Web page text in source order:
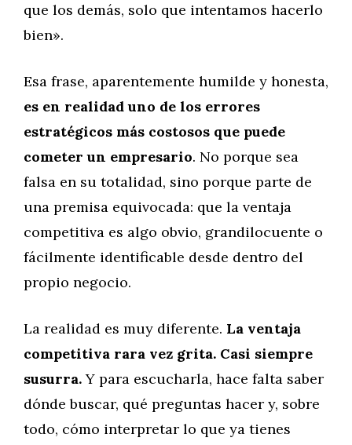
que los demás, solo que intentamos hacerlo
bien».
Esa frase, aparentemente humilde y honesta,
es en realidad uno de los errores
estratégicos más costosos que puede
cometer un empresario. No porque sea
falsa en su totalidad, sino porque parte de
una premisa equivocada: que la ventaja
competitiva es algo obvio, grandilocuente o
fácilmente identificable desde dentro del
propio negocio.
La realidad es muy diferente. La ventaja
competitiva rara vez grita. Casi siempre
susurra.Y para escucharla, hace falta saber
dónde buscar, qué preguntas hacer y, sobre
todo, cómo interpretar lo que ya tienes